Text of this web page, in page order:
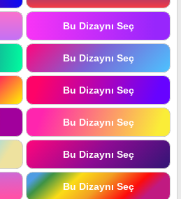
Bu Dizaynı Seç
Bu Dizaynı Seç
Bu Dizaynı Seç
Bu Dizaynı Seç
Bu Dizaynı Seç
Bu Dizaynı Seç